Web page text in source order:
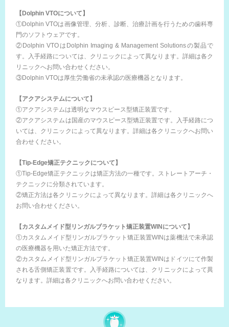
【Dolphin VTOについて】
①Dolphin VTOは画像管理、分析、診断、治療計画を行うための歯科専
門のソフトウェアです。
②Dolphin VTOはDolphin Imaging & Management Solutionsの製品で
す。入手経路については、クリニックによって異なります。詳細は各ク
リニックへお問い合わせください。
③Dolphin VTOは厚生労働省の未承認の医療機器となります。
【アクアシステムについて】
①アクアシステムは透明なマウスピース型矯正装置です。
②アクアシステムは国産のマウスピース型矯正装置です。入手経路につ
いては、クリニックによって異なります。詳細は各クリニックへお問い
合わせください。
【Tip-Edge矯正テクニックについて】
①Tip-Edge矯正テクニックは矯正方法の一種です。ストレートアーチ・
テクニックに分類されています。
②矯正方法は各クリニックによって異なります。詳細は各クリニックへ
お問い合わせください。
【カスタムメイド型リンガルブラケット矯正装置WINについて】
①カスタムメイド型リンガルブラケット矯正装置WINは薬機法で未承認
の医療機器を用いた矯正方法です。
②カスタムメイド型リンガルブラケット矯正装置WINはドイツにて作製
される舌側矯正装置です。入手経路については、クリニックによって異
なります。詳細は各クリニックへお問い合わせください。